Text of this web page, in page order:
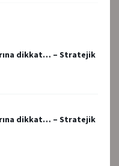
dikkat… – Stratejik
dikkat… – Stratejik